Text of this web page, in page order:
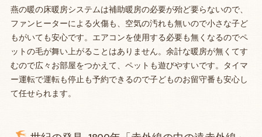
燕の暖の床暖房システムは補助暖房の必要が殆ど要らないので、
ファンヒーターによる火傷も、空気の汚れも無いので小さな子ど
もがいても安心です。エアコンを使用する必要も無くなるのでペ
ットの毛が舞い上がることはありません。余計な暖房が無くてす
むので広々お部屋をつかえて、ペットも遊びやすいです。タイマ
ー運転で運転も停止も予約できるので子どものお留守番も安心し
て任せられます。